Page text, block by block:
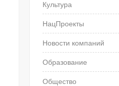
Культура
НацПроекты
Новости компаний
Образование
Общество